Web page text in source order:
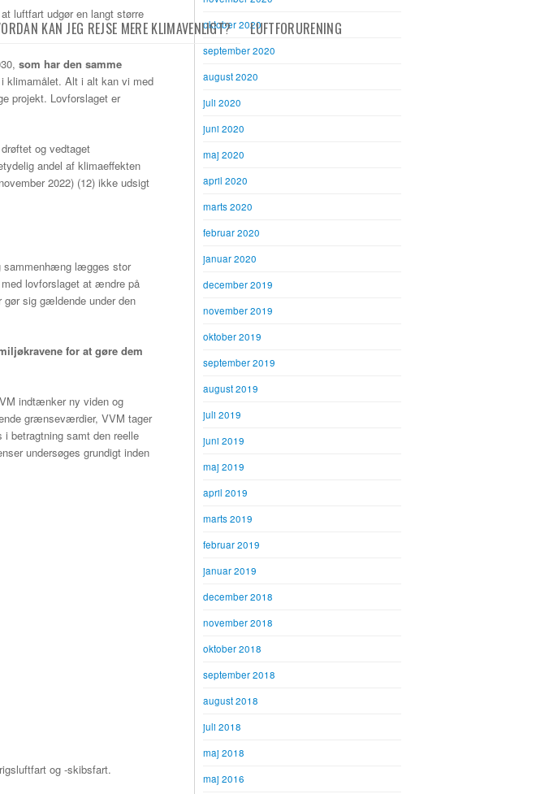
KAN JEG REJSE MERE KLIMAVENLIGT? LUFTFORURENING
luftfart udgør en langt større
som har den samme
klimamålet. Alt i alt kan vi med
projekt. Lovforslaget er
og vedtaget
andel af klimaeffekten
2022) (12) ikke udsigt
sammenhæng lægges stor
lovforslaget at ændre på
sig gældende under den
for at gøre dem
indtænker ny viden og
grænseværdier, VVM tager
betragtning samt den reelle
undersøges grundigt inden
og -skibsfart.
oktober 2020
september 2020
august 2020
juli 2020
juni 2020
maj 2020
april 2020
marts 2020
februar 2020
januar 2020
december 2019
november 2019
oktober 2019
september 2019
august 2019
juli 2019
juni 2019
maj 2019
april 2019
marts 2019
februar 2019
januar 2019
december 2018
november 2018
oktober 2018
september 2018
august 2018
juli 2018
maj 2018
maj 2016